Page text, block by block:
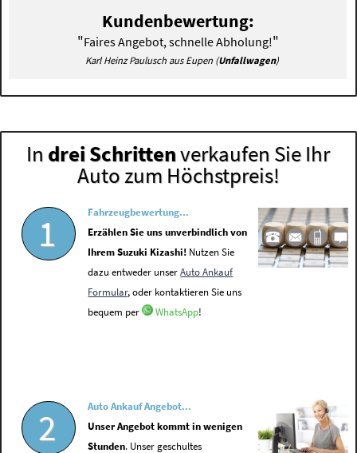
Kundenbewertung:
"Faires Angebot, schnelle Abholung!"
Karl Heinz Paulusch aus Eupen (Unfallwagen)
In drei Schrittenverkaufen Sie Ihr
Auto zum Höchstpreis!
1
Fahrzeugbewertung...
Erzählen Sie uns unverbindlich von
Ihrem Suzuki Kizashi! Nutzen Sie
dazu entweder unserAuto Ankauf
Formular, oder kontaktieren Sie uns
bequem per
WhatsApp!
2
Auto Ankauf Angebot...
Unser Angebot kommt in wenigen
Stunden. Unser geschultes